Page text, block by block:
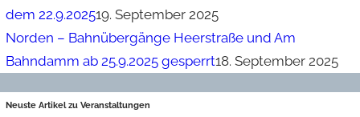
dem 22.9.202519. September 2025
Norden – Bahnübergänge Heerstraße und Am
Bahndamm ab 25.9.2025 gesperrt18. September 2025
Neuste Artikel zu Veranstaltungen